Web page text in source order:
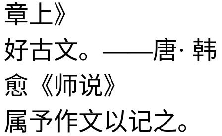
章上》
好古文。——唐· 韩
愈《师说》
属予作文以记之。